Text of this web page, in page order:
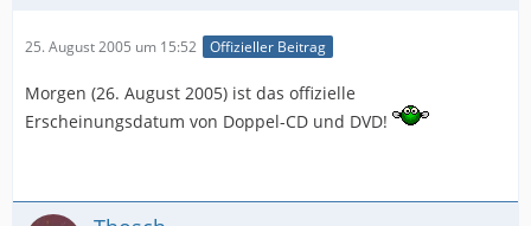
25. August 2005 um 15:52 Offizieller Beitrag
Morgen (26. August 2005) ist das offizielle
Erscheinungsdatum von Doppel-CD und DVD!